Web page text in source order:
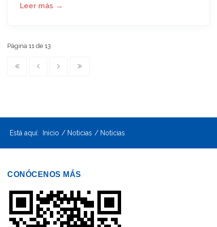
Comercio Internacional, sección Paraguay (ICC) con
Página 11 de 13
Está aquí: Inicio Noticias Noticias
CONÓCENOS MÁS